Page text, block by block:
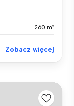
260 m²
Zobacz więcej